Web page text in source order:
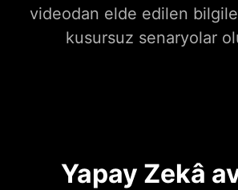
videodan elde edilen
kusursuz senaryolar
Yapay Zekâ